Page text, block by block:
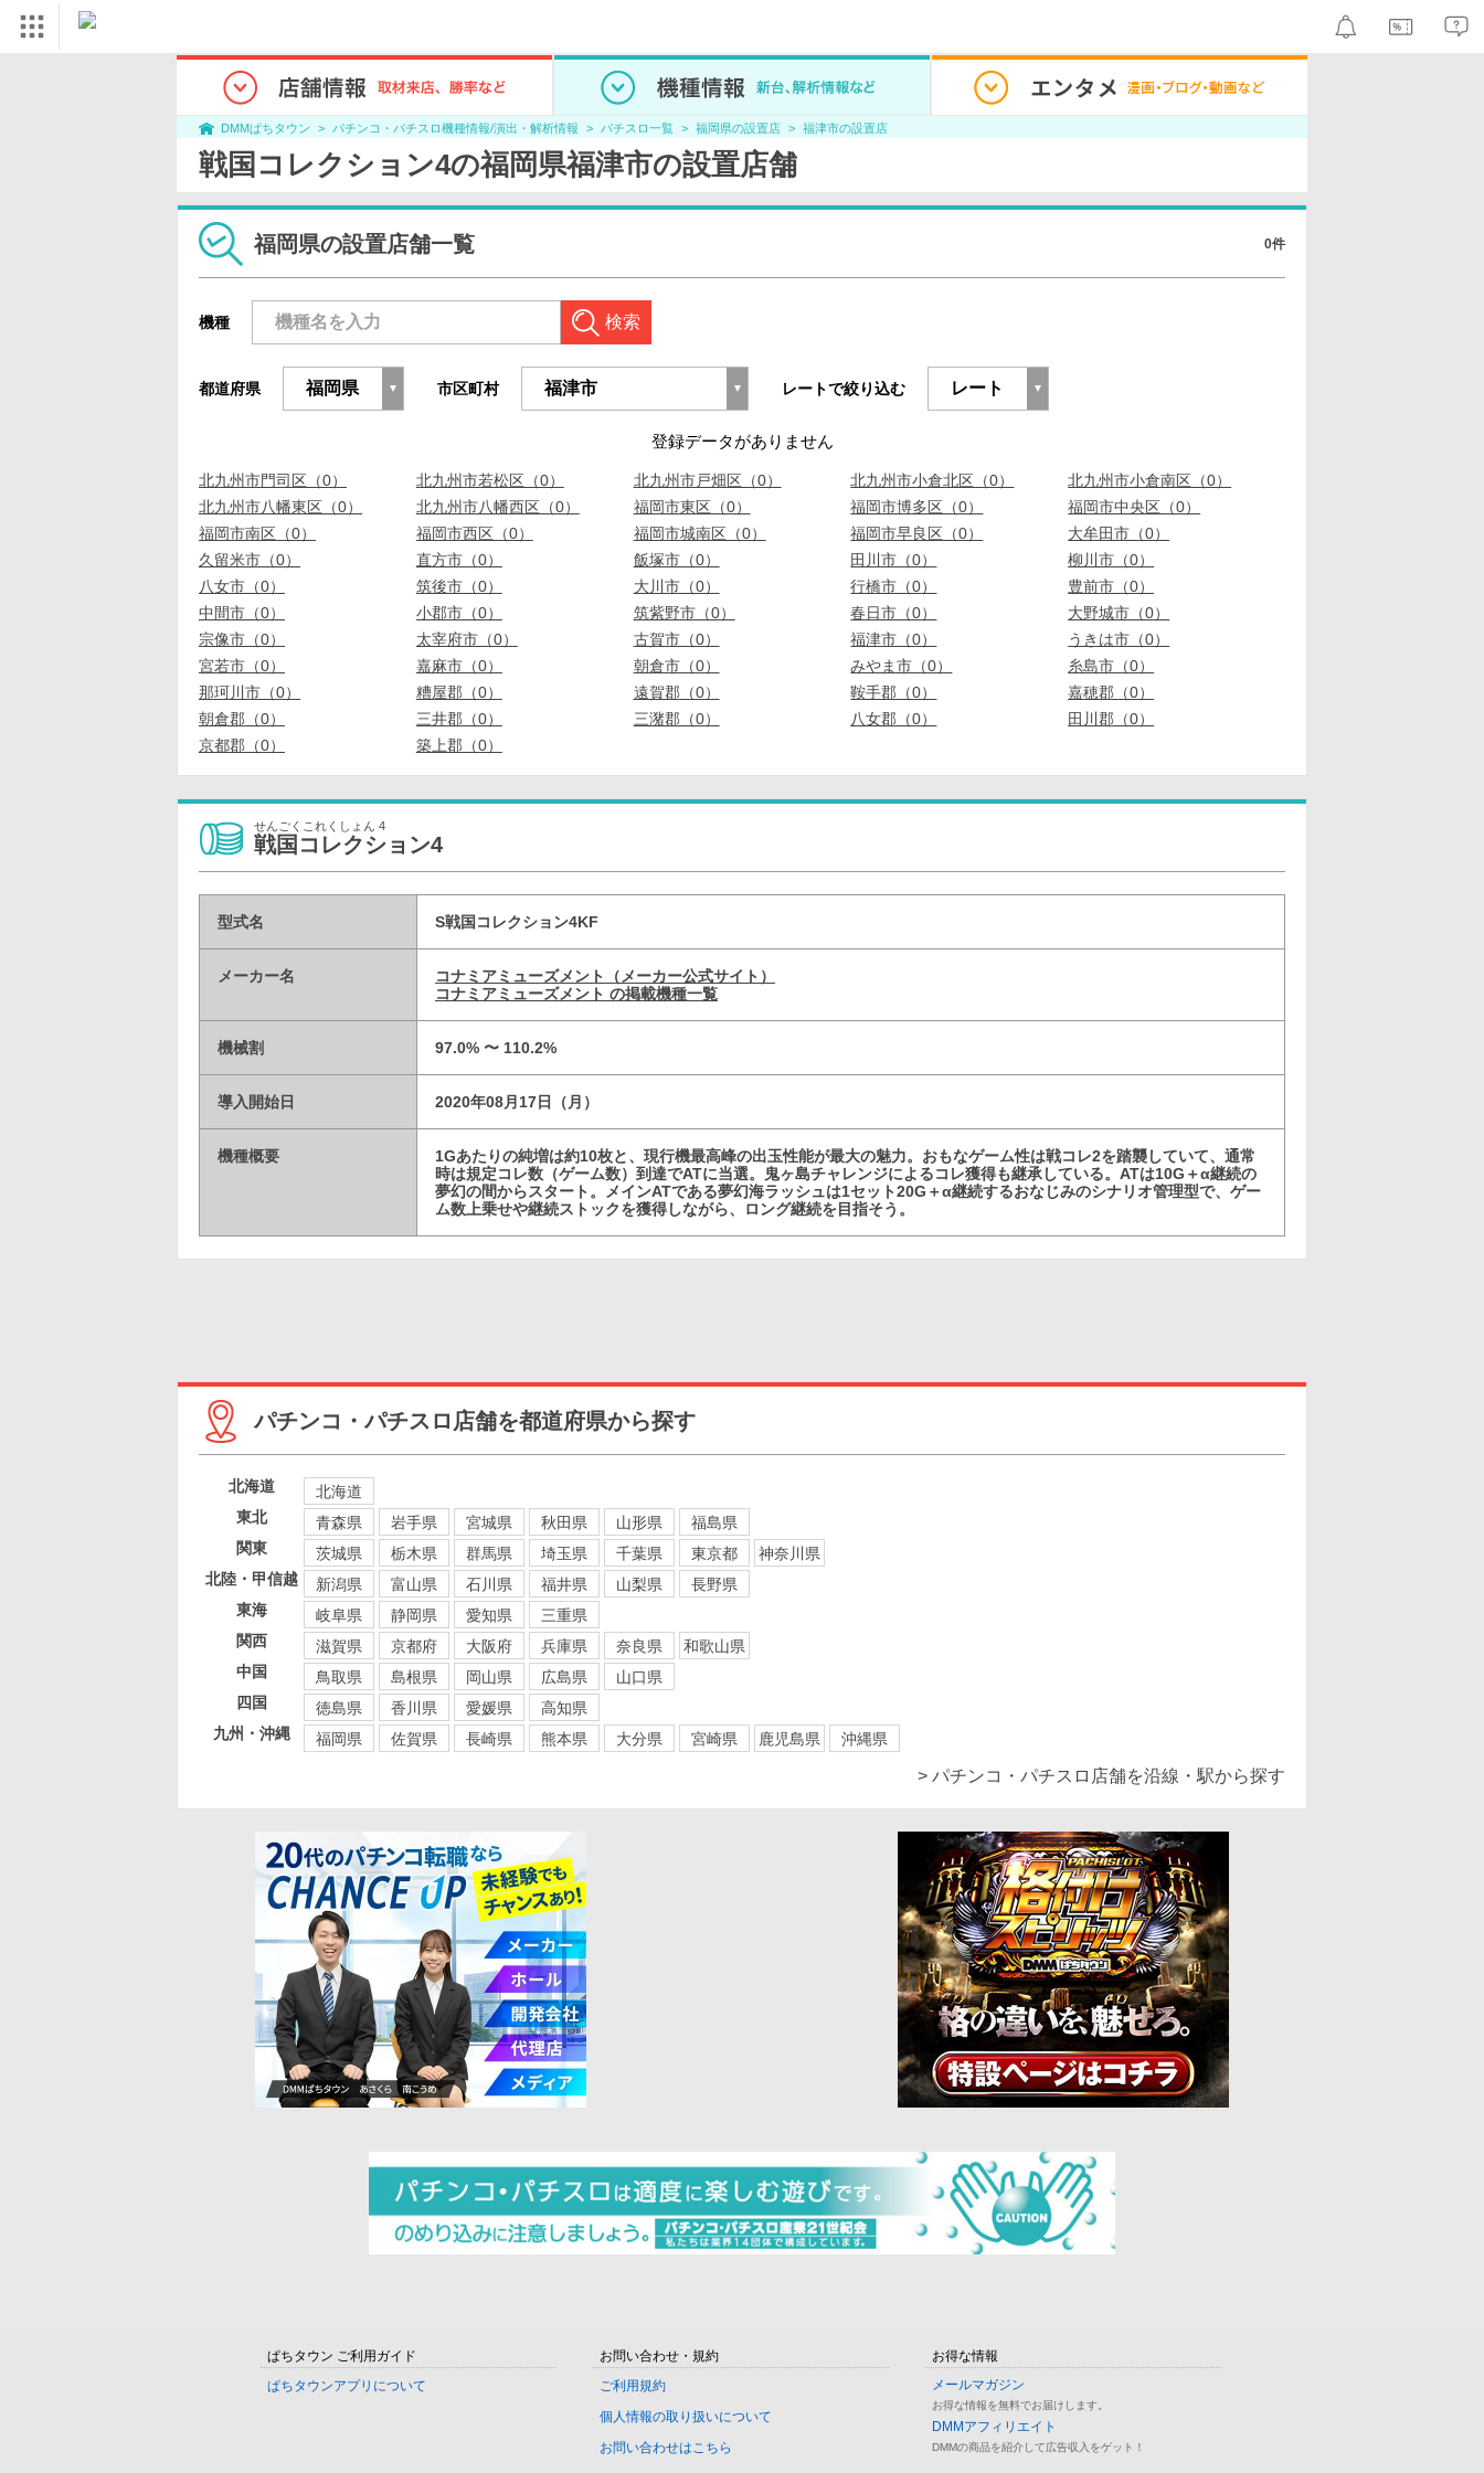
DMMぱちタウン パチンコ・パチスロ機種情報/演出・解析情報 パチスロ一覧 福岡県の設置店 福津市の設置店
戦国コレクション4の福岡県福津市の設置店舗
福岡県の設置店舗一覧 0件
機種 検索
都道府県 市区町村 レートで絞り込む
登録データがありません
北九州市門司区（0） 北九州市若松区（0） 北九州市戸畑区（0） 北九州市小倉北区（0）
北九州市小倉南区（0）
北九州市八幡東区（0）
北九州市八幡西区（0） 福岡市東区（0） 福岡市博多区（0）
福岡市中央区（0）
福岡市南区（0）
福岡市西区（0） 福岡市城南区（0） 福岡市早良区（0）
大牟田市（0）
久留米市（0）
直方市（0） 飯塚市（0） 田川市（0）
柳川市（0）
八女市（0）
筑後市（0） 大川市（0） 行橋市（0）
豊前市（0）
中間市（0）
小郡市（0） 筑紫野市（0） 春日市（0）
大野城市（0）
宗像市（0）
太宰府市（0） 古賀市（0） 福津市（0）
うきは市（0）
宮若市（0）
嘉麻市（0） 朝倉市（0） みやま市（0）
糸島市（0）
那珂川市（0）
糟屋郡（0） 遠賀郡（0） 鞍手郡（0）
嘉穂郡（0）
朝倉郡（0）
三井郡（0） 三潴郡（0） 八女郡（0）
田川郡（0）
京都郡（0）
築上郡（0）
せんごくこれくしょん 4
戦国コレクション4
型式名 S戦国コレクション4KF
メーカー名
コナミアミューズメント（メーカー公式サイト）
コナミアミューズメント の掲載機種一覧
機械割 97.0% 〜 110.2%
導入開始日 2020年08月17日（月）
機種概要
1Gあたりの純増は約10枚と、現行機最高峰の出玉性能が最大の魅力。おもなゲーム性は戦コレ2を踏襲していて、通常
時は規定コレ数（ゲーム数）到達でATに当選。鬼ヶ島チャレンジによるコレ獲得も継承している。ATは10G＋α継続の
夢幻の間からスタート。メインATである夢幻海ラッシュは1セット20G＋α継続するおなじみのシナリオ管理型で、ゲー
ム数上乗せや継続ストックを獲得しながら、ロング継続を目指そう。
パチンコ・パチスロ店舗を都道府県から探す
北海道
北海道
東北
青森県 岩手県 宮城県 秋田県 山形県
福島県
関東
茨城県 栃木県 群馬県 埼玉県 千葉県 東京都
神奈川県
北陸・甲信越
新潟県 富山県 石川県 福井県 山梨県
長野県
東海
岐阜県 静岡県 愛知県
三重県
関西
滋賀県 京都府 大阪府 兵庫県 奈良県
和歌山県
中国
鳥取県 島根県 岡山県 広島県
山口県
四国
徳島県 香川県 愛媛県
高知県
九州・沖縄
福岡県 佐賀県 長崎県 熊本県 大分県 宮崎県 鹿児島県 沖縄県
> パチンコ・パチスロ店舗を沿線・駅から探す
ぱちタウン ご利用ガイド
ぱちタウンアプリについて
お問い合わせ・規約
ご利用規約
個人情報の取り扱いについて
お問い合わせはこちら
お得な情報
メールマガジン
お得な情報を無料でお届けします。
DMMアフィリエイト
DMMの商品を紹介して広告収入をゲット！